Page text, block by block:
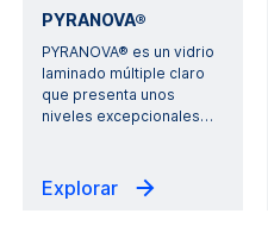
PYRANOVA®
PYRANOVA® es un vidrio
laminado múltiple claro
que presenta unos
niveles excepcionales…
Explorar